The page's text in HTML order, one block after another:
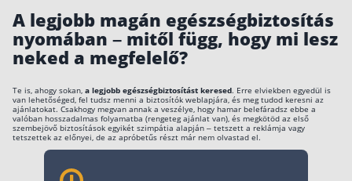
A legjobb magán egészségbiztosítás
nyomában – mitől függ, hogy mi lesz
neked a megfelelő?
Te is, ahogy sokan, a legjobb egészségbiztosítást keresed. Erre elviekben egyedül is
van lehetőséged, fel tudsz menni a biztosítók weblapjára, és meg tudod keresni az
ajánlatokat. Csakhogy megvan annak a veszélye, hogy hamar belefáradsz ebbe a
valóban hosszadalmas folyamatba (rengeteg ajánlat van), és megkötöd az első
szembejövő biztosítások egyikét szimpátia alapján – tetszett a reklámja vagy
tetszettek az előnyei, de az apróbetűs részt már nem olvastad el.